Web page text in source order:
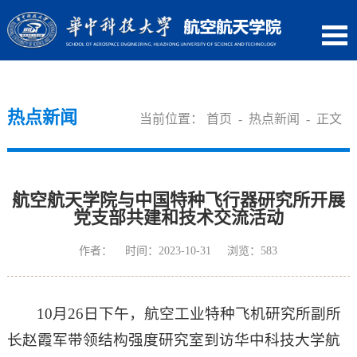
热点新闻 当前位置： 首页 - 热点新闻 - 正文
航空航天学院与中国特种飞行器研究所开展
党支部共建和技术交流活动
作者： 时间：2023-10-31 浏览： 583
10月26日下午，航空工业特种飞机研究所副所
长赵霞军带领结构强度研究室到访华中科技大学航